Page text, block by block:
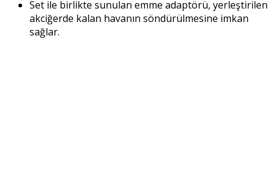
Set ile birlikte sunulan emme adaptörü, yerleştirilen
akciğerde kalan havanın söndürülmesine imkan
sağlar.